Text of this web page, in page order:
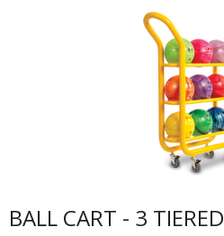
BALL CART - 3 TIERED